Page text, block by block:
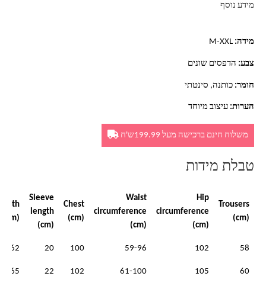
מידע נוסף
מידה: M-XXL
צבע: הדפסים שונים
חומר: כותנה, סינטתי
הערות: עיצוב מיוחד
משלוח חינם ברכישה מעל 199.99ש'ח
טבלת מידות
Trousers
(cm)
Hip
circumference
(cm)
Waist
circumference
(cm)
Chest
(cm)
Sleeve
length
(cm)
(cm)
58
102
59-96
100
20
62
60
105
61-100
102
22
65